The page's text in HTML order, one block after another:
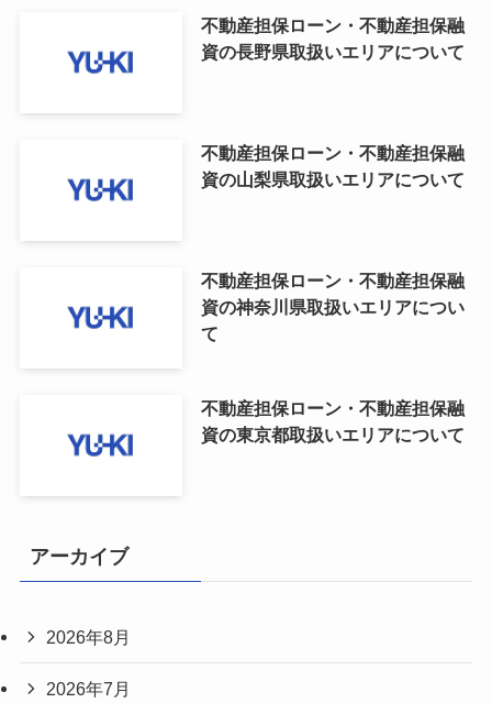
不動産担保ローン・不動産担保融
資の長野県取扱いエリアについて
不動産担保ローン・不動産担保融
資の山梨県取扱いエリアについて
不動産担保ローン・不動産担保融
資の神奈川県取扱いエリアについ
て
不動産担保ローン・不動産担保融
資の東京都取扱いエリアについて
アーカイブ
2026年8月
2026年7月